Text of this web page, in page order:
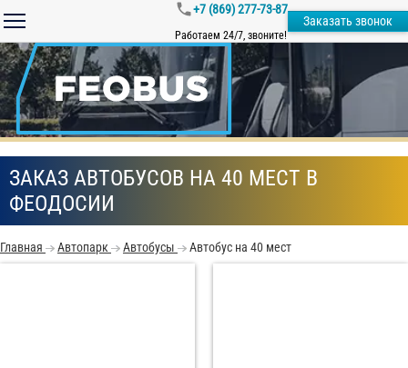
+7 (869) 277-73-87
Работаем 24/7, звоните!
Заказать звонок
ЗАКАЗ АВТОБУСОВ НА 40 МЕСТ В
ФЕОДОСИИ
Главная Автопарк Автобусы Автобус на 40 мест